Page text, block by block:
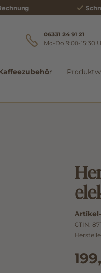
06331 24 91 21
Mo-Do 9:00-15:30
GTIN: